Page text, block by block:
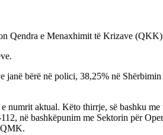
Qendra e Menaxhimit të Krizave
bërë në polici, 38,25% në
aktual. Këto thirrje, së bashku
në bashkëpunim me Sektorin për
QMK.